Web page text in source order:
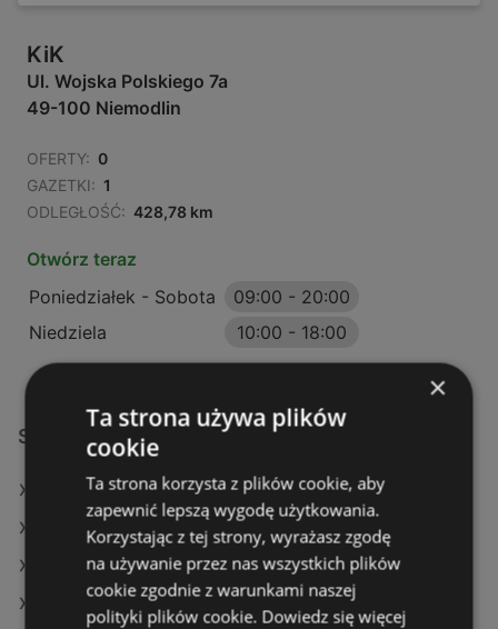
KiK
Ul. Wojska Polskiego 7a
49-100 Niemodlin
OFERTY: 0
GAZETKI: 1
ODLEGŁOŚĆ: 428,78 km
Otwórz teraz
Poniedziałek - Sobota
09:00 - 20:00
Niedziela
10:00 - 18:00
Sklepy KiK w:
KiK w Brzesko
KiK w Brzeszcze
KiK w Libiąż
KiK w Gniezno (Gmina)
×
Ta strona używa plików
cookie
Ta strona korzysta z plików cookie, aby
zapewnić lepszą wygodę użytkowania.
Korzystając z tej strony, wyrażasz zgodę
na używanie przez nas wszystkich plików
cookie zgodnie z warunkami naszej
polityki plików cookie. Dowiedz się więcej